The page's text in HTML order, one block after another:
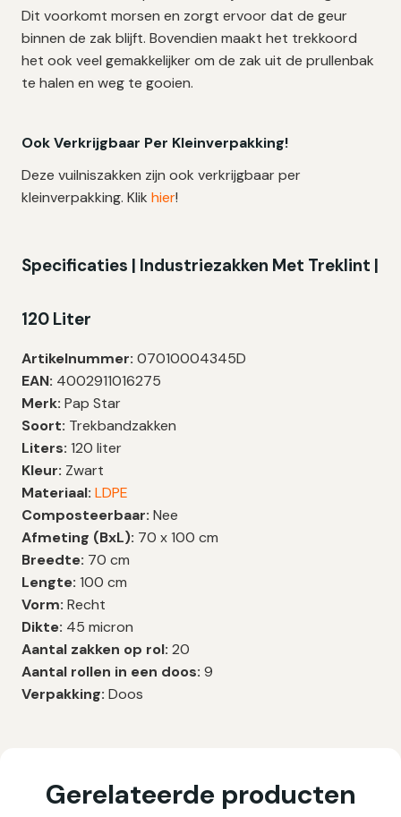
Dit voorkomt morsen en zorgt ervoor dat de geur
binnen de zak blijft. Bovendien maakt het trekkoord
het ook veel gemakkelijker om de zak uit de prullenbak
te halen en weg te gooien.
Ook Verkrijgbaar Per Kleinverpakking!
Deze vuilniszakken zijn ook verkrijgbaar per
kleinverpakking. Klik hier!
Specificaties | Industriezakken Met Treklint |
120 Liter
Artikelnummer: 07010004345D
EAN: 4002911016275
Merk: Pap Star
Soort: Trekbandzakken
Liters: 120 liter
Kleur: Zwart
Materiaal: LDPE
Composteerbaar: Nee
Afmeting (BxL): 70 x 100 cm
Breedte: 70 cm
Lengte: 100 cm
Vorm: Recht
Dikte: 45 micron
Aantal zakken op rol: 20
Aantal rollen in een doos: 9
Verpakking: Doos
Gerelateerde producten